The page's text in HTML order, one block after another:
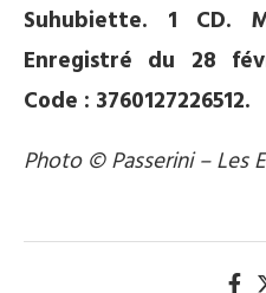
Suhubiette. 1 CD.
Enregistré du 28
Code : 3760127226512.
Photo © Passerini – Les